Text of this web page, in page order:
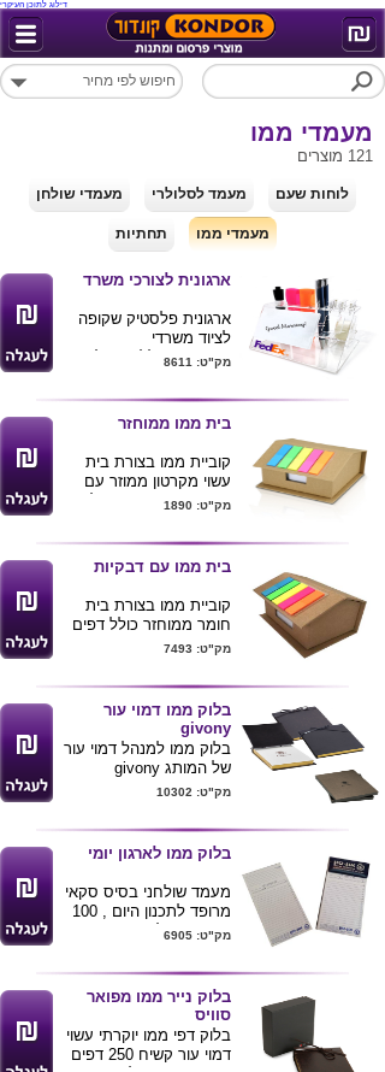
דילוג לתוכן העיקרי
מעמדי ממו
121 מוצרים
לוחות שעם מעמד לסלולרי מעמדי שולחן
מעמדי ממו תחתיות
ארגונית לצורכי משרד
ארגונית פלסטיק שקופה
לציוד משרדי
הארגונית כוללת : סלוטייפ
ניתן למתג את הממו
בתוספת תשלום
הממו בגודל 10X6.5
המעמד בגודל 10X15X9
המעמד ממותג בלוגו
חברה
מק"ט: 8611
בית ממו ממוחזר
קוביית ממו בצורת בית
עשוי מקרטון ממוזר עם
מידות : 6X11X9 ס"מ
ניתן להדפיס לוגו ע"ג
המוצר
*ידידותי לסביבה
מק"ט: 1890
בית ממו עם דבקיות
קוביית ממו בצורת בית
חומר ממוחזר כולל דפים
ודבקיות
6.5
ניתן למתג לוגו של הלקוח
מק"ט: 7493
בלוק ממו דמוי עור
givony
בלוק ממו למנהל דמוי עור
של המותג givony
מידה 16x13 ס"מ
ניתן למתג את המוצר
מגיע באריזה יוקרטית
מק"ט: 10302
בלוק ממו לארגון יומי
מעמד שולחני בסיס סקאי
מרופד לתכנון היום , 100
תאריך פתוח .
יחידות
המחיר כולל הדפסת לוגו
בצבע 1 ע"ג הקלאפה .
מק"ט: 6905
בלוק נייר ממו מפואר
סוויס
בלוק דפי ממו יוקרתי עשוי
דמוי עור קשיח 250 דפים